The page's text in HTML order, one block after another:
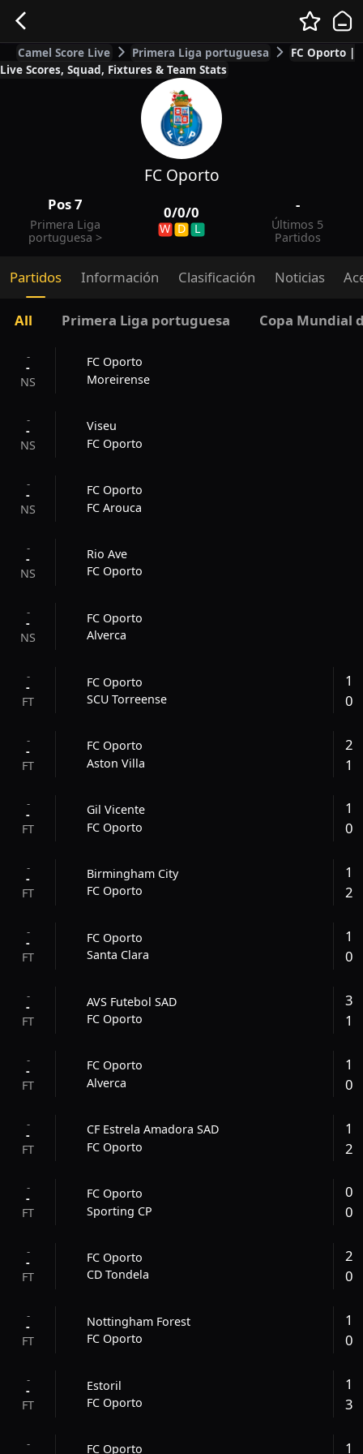
Camel Score Live Primera Liga portuguesa
FC Oporto |
Live Scores, Squad, Fixtures & Team Stats
FC Oporto
Pos7
Primera Liga
portuguesa >
0/0/0
W D L
-
Últimos 5
Partidos
Partidos Información Clasificación Noticias
All Primera Liga portuguesa Copa Mundial
-
-
NS
FC Oporto
Moreirense
-
-
NS
Viseu
FC Oporto
-
-
NS
FC Oporto
FC Arouca
-
-
NS
Rio Ave
FC Oporto
-
-
NS
FC Oporto
Alverca
-
-
FT
FC Oporto
SCU Torreense
1
0
-
-
FT
FC Oporto
Aston Villa
2
1
-
-
FT
Gil Vicente
FC Oporto
1
0
-
-
FT
Birmingham City
FC Oporto
1
2
-
-
FT
FC Oporto
Santa Clara
1
0
-
-
FT
AVS Futebol SAD
FC Oporto
3
1
-
-
FT
FC Oporto
Alverca
1
0
-
-
FT
CF Estrela Amadora SAD
FC Oporto
1
2
-
-
FT
FC Oporto
Sporting CP
0
0
-
-
FT
FC Oporto
CD Tondela
2
0
-
-
FT
Nottingham Forest
FC Oporto
1
0
-
-
FT
Estoril
FC Oporto
1
3
- FC Oporto 1